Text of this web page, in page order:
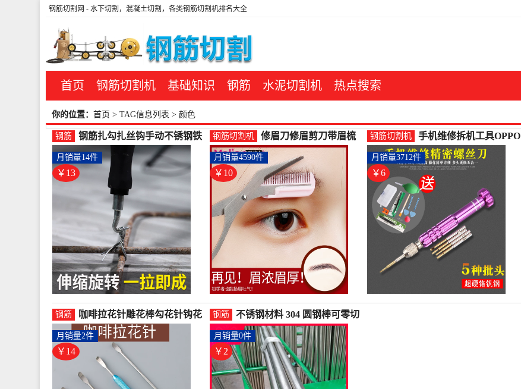
钢筋切割网 - 水下切割，混凝土切割，各类钢筋切割机排名大全
首页 钢筋切割机 基础知识 钢筋 水泥切割机 热点搜索
你的位置： 首页 > TAG信息列表 > 颜色
钢筋
钢筋扎勾扎丝钩手动不锈钢铁
丝螺纹钢扎钩半自动直拉绑-螺
纹钢(博威德工具旗舰店仅售
12.8元)
￥13
月销量14件
钢筋切割机
修眉刀修眉剪刀带眉梳
小梳子初学者眉毛修剪
器修眉工具-钢筋切割工
具(玛莉安美容工具旗舰
店仅售9.8元)
￥10
月销量4590件
钢筋切割机
手机维修拆机工具OPPO
苹果iphone5s678-钢筋切
割工具(华瑞家居旗舰店
仅售6.2元)
￥6
月销量3712件
钢筋
咖啡拉花针雕花棒勾花针钩花
笔裱花针不锈钢彩色圆形大-圆
棒钢(朝暮之家整理大师专卖店
仅售13.53元)
￥14
月销量2件
钢筋
不锈钢材料 304 圆钢棒可零切
圆条黑皮棒直条光圆-圆棒钢
(迈威五金专营店仅售1.88元)
￥2
月销量0件